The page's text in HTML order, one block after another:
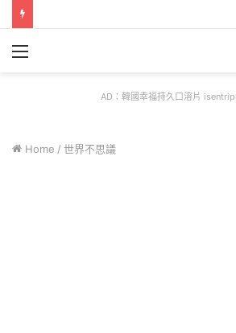
AD：韓國幸福持久口溶片
Home / 世界不思議